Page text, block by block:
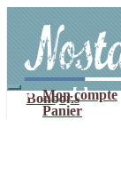
navigation
contenu
Mon compte
Panier
Bonbons